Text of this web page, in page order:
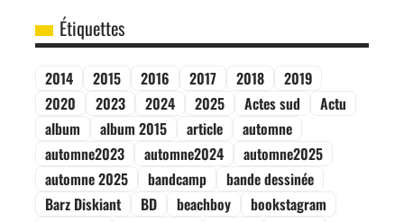
Étiquettes
2014 2015 2016 2017 2018
2019
2020
2023 2024 2025 Actes sud
Actu
album
album 2015 article
automne
automne2023
automne2024
automne2025
automne 2025
bandcamp
bande dessinée
Barz Diskiant
BD beachboy
bookstagram